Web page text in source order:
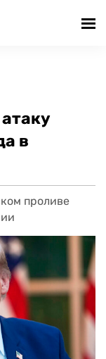
в
проливе